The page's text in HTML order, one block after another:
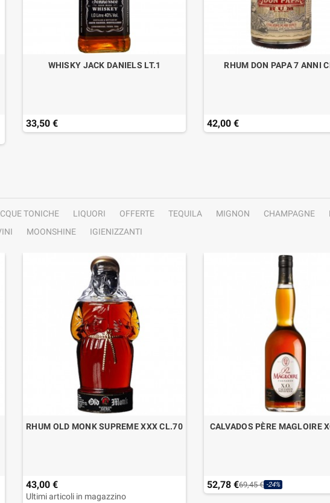
WHISKY JACK DANIELS LT.1
33,50 €
RHUM DON PAPA 7 ANNI
42,00 €
TONICHE LIQUORI OFFERTE TEQUILA MIGNON CHAMPAGNE
MOONSHINE IGIENIZZANTI
RHUM OLD MONK SUPREME XXX CL.70
43,00 €
Ultimi articoli in magazzino
CALVADOS PÈRE MAGLOIRE
52,78 €69,45 € -24%